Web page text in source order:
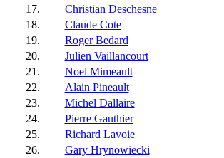
17.
Christian Deschesne
18.
Claude Cote
19.
Roger Bedard
20.
Julien Vaillancourt
21.
Noel Mimeault
22.
Alain Pineault
23.
Michel Dallaire
24.
Pierre Gauthier
25.
Richard Lavoie
26.
Gary Hrynowiecki